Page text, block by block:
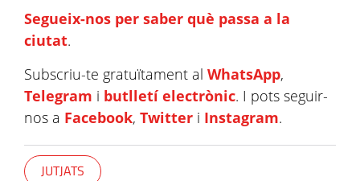
Segueix-nos per saber què passa a la
ciutat.
Subscriu-te gratuïtament al WhatsApp,
Telegram i butlletí electrònic. I pots seguir-
nos a Facebook, Twitter i Instagram.
JUTJATS